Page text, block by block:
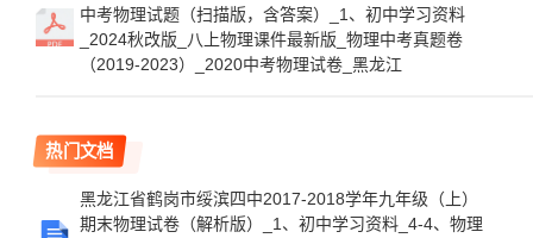
中考物理试题（扫描版，含答案）_1、初中学习资料
_2024秋改版_八上物理课件最新版_物理中考真题卷
（2019-2023）_2020中考物理试卷_黑龙江
热门文档
黑龙江省鹤岗市绥滨四中2017-2018学年九年级（上）
期末物理试卷（解析版）_1、初中学习资料_4-4、物理